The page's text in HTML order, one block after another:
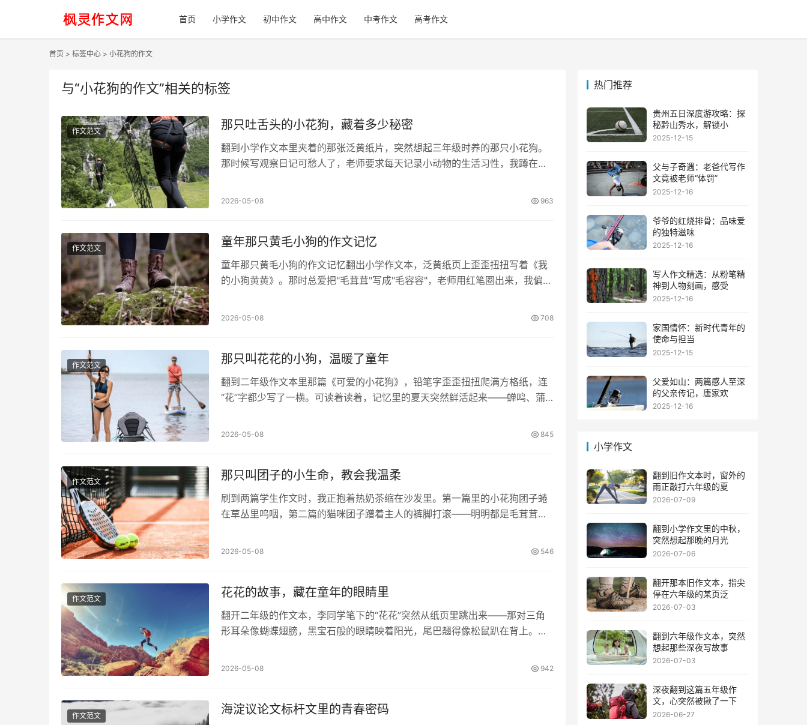
首页 小学作文 初中作文 高中作文 中考作文 高考作文
首页 > 标签中心 > 小花狗的作文
与“小花狗的作文”相关的标签
作文范文 那只吐舌头的小花狗，藏着多少秘密
翻到小学作文本里夹着的那张泛黄纸片，突然想起三年级时养的那只小花狗。
那时候写观察日记可愁人了，老师要求每天记录小动物的生活习性，我蹲在狗
2026-05-08 963
作文范文 童年那只黄毛小狗的作文记忆
童年那只黄毛小狗的作文记忆翻出小学作文本，泛黄纸页上歪歪扭扭写着《我
的小狗黄黄》。那时总爱把"毛茸茸"写成"毛容容"，老师用红笔圈出来，我偏要
2026-05-08 708
作文范文 那只叫花花的小狗，温暖了童年
翻到二年级作文本里那篇《可爱的小花狗》，铅笔字歪歪扭扭爬满方格纸，连
“花”字都少写了一横。可读着读着，记忆里的夏天突然鲜活起来——蝉鸣、蒲
2026-05-08 845
作文范文 那只叫团子的小生命，教会我温柔
刷到两篇学生作文时，我正抱着热奶茶缩在沙发里。第一篇里的小花狗团子蜷
在草丛里呜咽，第二篇的猫咪团子蹭着主人的裤脚打滚——明明都是毛茸茸的
2026-05-08 546
作文范文 花花的故事，藏在童年的眼睛里
翻开二年级的作文本，李同学笔下的“花花”突然从纸页里跳出来——那对三角
形耳朵像蝴蝶翅膀，黑宝石般的眼睛映着阳光，尾巴翘得像松鼠趴在背上。我
2026-05-08 942
作文范文 海淀议论文标杆文里的青春密码
热门推荐
贵州五日深度游攻略：探
秘黔山秀水，解锁小
2025-12-15
父与子奇遇：老爸代写作
文竟被老师“体罚”
2025-12-16
爷爷的红烧排骨：品味爱
的独特滋味
2025-12-16
写人作文精选：从粉笔精
神到人物刻画，感受
2025-12-16
家国情怀：新时代青年的
使命与担当
2025-12-15
父爱如山：两篇感人至深
的父亲传记，唐家欢
2025-12-16
小学作文
翻到旧作文本时，窗外的
雨正敲打六年级的夏
2026-07-09
翻到小学作文里的中秋，
突然想起那晚的月光
2026-07-06
翻开那本旧作文本，指尖
停在六年级的某页泛
2026-07-03
翻到六年级作文本，突然
想起那些深夜写故事
2026-07-03
深夜翻到这篇五年级作
文，心突然被揪了一下
2026-06-27